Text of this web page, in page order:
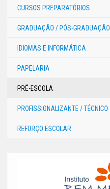
CURSOS PREPARATÓRIOS
GRADUAÇÃO / PÓS-GRADUAÇÃO
IDIOMAS E INFORMÁTICA
PAPELARIA
PRÉ-ESCOLA
PROFISSIONALIZANTE / TÉCNICO
REFORÇO ESCOLAR